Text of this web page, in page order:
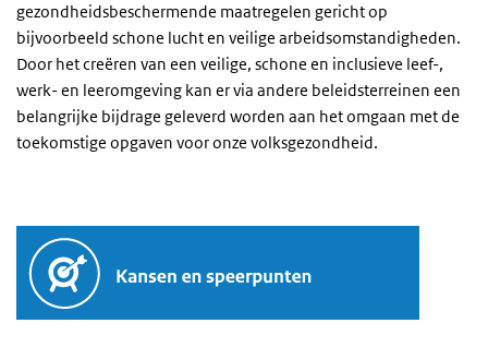
gezondheidsbeschermende maatregelen gericht op
bijvoorbeeld schone lucht en veilige arbeidsomstandigheden.
Door het creëren van een veilige, schone en inclusieve leef-,
werk- en leeromgeving kan er via andere beleidsterreinen een
belangrijke bijdrage geleverd worden aan het omgaan met de
toekomstige opgaven voor onze volksgezondheid.